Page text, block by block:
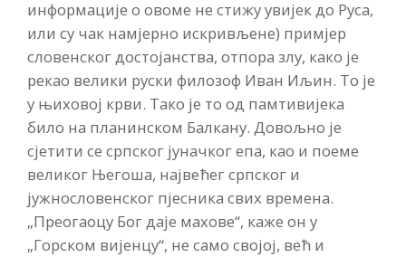
информације о овоме не стижу увијек до Руса,
или су чак намјерно искривљене) примјер
словенског достојанства, отпора злу, како је
рекао велики руски филозоф Иван Иљин. То је
у њиховој крви. Тако је то од памтивијека
било на планинском Балкану. Довољно је
сјетити се српског јуначког епа, као и поеме
великог Његоша, највећег српског и
јужнословенског пјесника свих времена.
„Преогаоцу Бог даје махове“, каже он у
„Горском вијенцу“, не само својој, већ и